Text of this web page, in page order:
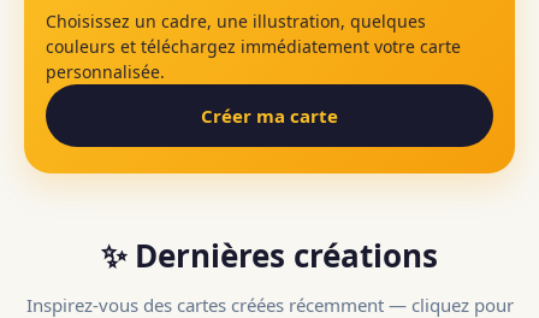
Choisissez un cadre, une illustration, quelques
couleurs et téléchargez immédiatement votre carte
personnalisée.
Créer ma carte
✨ Dernières créations
Inspirez-vous des cartes créées récemment — cliquez pour